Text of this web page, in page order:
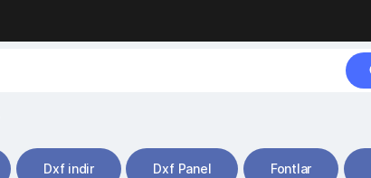
Dxf indir Dxf Panel Fontlar